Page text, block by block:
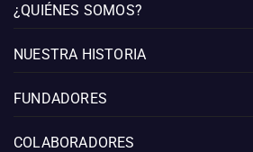
¿QUIÉNES SOMOS?
NUESTRA HISTORIA
FUNDADORES
COLABORADORES